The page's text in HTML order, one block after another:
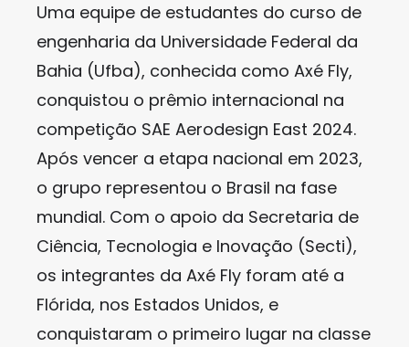
Uma equipe de estudantes do curso de
engenharia da Universidade Federal da
Bahia (Ufba), conhecida como Axé Fly,
conquistou o prêmio internacional na
competição SAE Aerodesign East 2024.
Após vencer a etapa nacional em 2023,
o grupo representou o Brasil na fase
mundial. Com o apoio da Secretaria de
Ciência, Tecnologia e Inovação (Secti),
os integrantes da Axé Fly foram até a
Flórida, nos Estados Unidos, e
conquistaram o primeiro lugar na classe